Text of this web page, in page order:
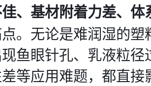
、基材附着力差、体
。无论是难润湿的
鱼眼针孔、乳液粒
等应用难题，都直